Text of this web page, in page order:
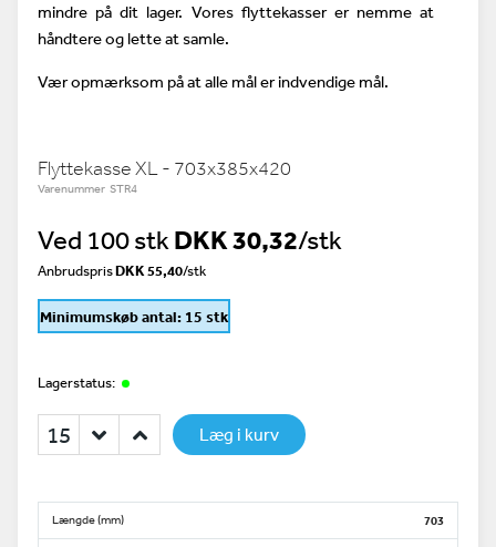
mindre på dit lager. Vores flyttekasser er nemme at
håndtere og lette at samle.
Vær opmærksom på at alle mål er indvendige mål.
Flyttekasse XL - 703x385x420
Varenummer STR4
Ved 100 stk DKK 30,32/stk
AnbrudsprisDKK 55,40/stk
Minimumskøb antal: 15 stk
Lagerstatus:
Læg i kurv
Længde (mm) 703